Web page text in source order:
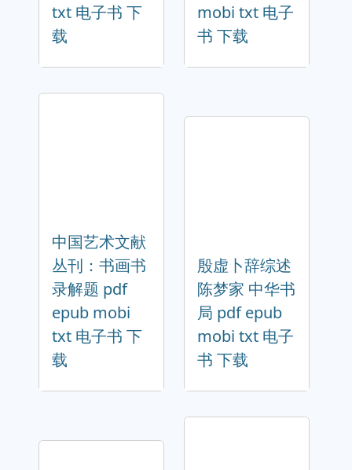
txt 电子书 下
载
mobi txt 电子
书 下载
中国艺术文献
丛刊：书画书
录解题 pdf
epub mobi
txt 电子书 下
载
殷虚卜辞综述
陈梦家 中华书
局 pdf epub
mobi txt 电子
书 下载